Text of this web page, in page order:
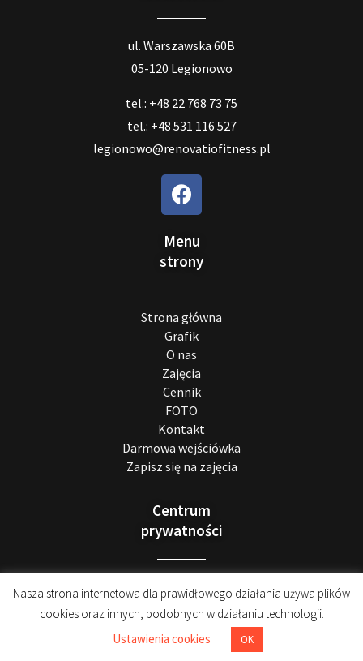
ul. Warszawska 60B
05-120 Legionowo
tel.: +48 22 768 73 75
tel.: +48 531 116 527
legionowo@renovatiofitness.pl
Menu
strony
Strona główna
Grafik
O nas
Zajęcia
Cennik
FOTO
Kontakt
Darmowa wejściówka
Zapisz się na zajęcia
Centrum
prywatności
Realizacja RODO
Polityka prywatności
Regulamin
Nasza strona internetowa dla prawidłowego działania używa plików
cookies oraz innych, podobnych w działaniu technologii.
Ustawienia cookies
OK